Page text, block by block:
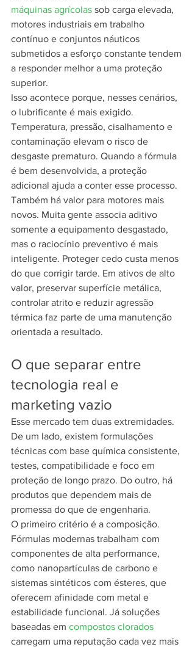
máquinas agrícolas sob carga elevada,
motores industriais em trabalho
contínuo e conjuntos náuticos
submetidos a esforço constante tendem
a responder melhor a uma proteção
superior.
Isso acontece porque, nesses cenários,
o lubrificante é mais exigido.
Temperatura, pressão, cisalhamento e
contaminação elevam o risco de
desgaste prematuro. Quando a fórmula
é bem desenvolvida, a proteção
adicional ajuda a conter esse processo.
Também há valor para motores mais
novos. Muita gente associa aditivo
somente a equipamento desgastado,
mas o raciocínio preventivo é mais
inteligente. Proteger cedo custa menos
do que corrigir tarde. Em ativos de alto
valor, preservar superfície metálica,
controlar atrito e reduzir agressão
térmica faz parte de uma manutenção
orientada a resultado.
O que separar entre
tecnologia real e
marketing vazio
Esse mercado tem duas extremidades.
De um lado, existem formulações
técnicas com base química consistente,
testes, compatibilidade e foco em
proteção de longo prazo. Do outro, há
produtos que dependem mais de
promessa do que de engenharia.
O primeiro critério é a composição.
Fórmulas modernas trabalham com
componentes de alta performance,
como nanopartículas de carbono e
sistemas sintéticos com ésteres, que
oferecem afinidade com metal e
estabilidade funcional. Já soluções
baseadas em compostos clorados
carregam uma reputação cada vez mais